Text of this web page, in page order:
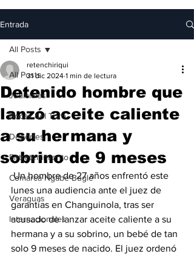
Entrada
All Posts
Judiciales
Bocas del Toro
Deportes
Entretenimiento
Comarca Ngäbe-Buglé
Veraguas
Internacionales
All Posts
Detenido hombre que
lanzó aceite caliente
a su hermana y
sobrino de 9 meses
retenchiriqui
31 dic 2024 1 min de lectura
Un hombre de 27 años enfrentó este
lunes una audiencia ante el juez de
garantías en Changuinola, tras ser
acusado de lanzar aceite caliente a su
hermana y a su sobrino, un bebé de tan
solo 9 meses de nacido. El juez ordenó